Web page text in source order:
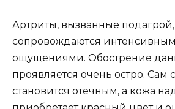
Артриты, вызванные подагрой,
сопровождаются
ощущениями. Обострение
проявляется очень остро. Сам
становится отечным, а кожа